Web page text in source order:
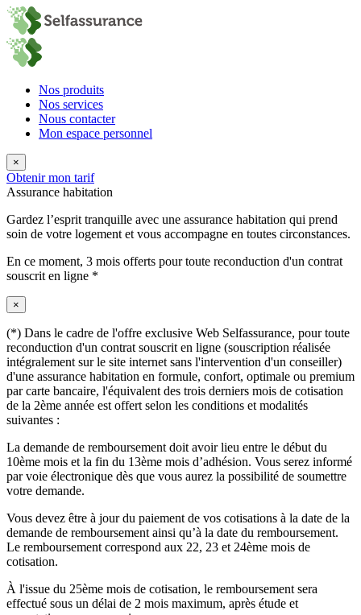
Nos produits
Nos services
Nous contacter
Mon espace personnel
×
Obtenir mon tarif
Assurance habitation
Gardez l’esprit tranquille avec une assurance habitation qui prend
soin de votre logement et vous accompagne en toutes circonstances.
En ce moment, 3 mois offerts pour toute reconduction d'un contrat
souscrit en ligne *
×
(*) Dans le cadre de l'offre exclusive Web Selfassurance, pour toute
reconduction d'un contrat souscrit en ligne (souscription réalisée
intégralement sur le site internet sans l'intervention d'un conseiller)
d'une assurance habitation en formule, confort, optimale ou premium
par carte bancaire, l'équivalent des trois derniers mois de cotisation
de la 2ème année est offert selon les conditions et modalités
suivantes :
La demande de remboursement doit avoir lieu entre le début du
10ème mois et la fin du 13ème mois d’adhésion. Vous serez informé
par voie électronique dès que vous aurez la possibilité de soumettre
votre demande.
Vous devez être à jour du paiement de vos cotisations à la date de la
demande de remboursement ainsi qu’à la date du remboursement.
Le remboursement correspond aux 22, 23 et 24ème mois de
cotisation.
À l'issue du 25ème mois de cotisation, le remboursement sera
effectué sous un délai de 2 mois maximum, après étude et